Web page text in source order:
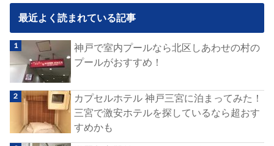
最近よく読まれている記事
神戸で室内プールなら北区しあわせの村の
プールがおすすめ！
カプセルホテル 神戸三宮に泊まってみた！
三宮で激安ホテルを探しているなら超おす
すめかも